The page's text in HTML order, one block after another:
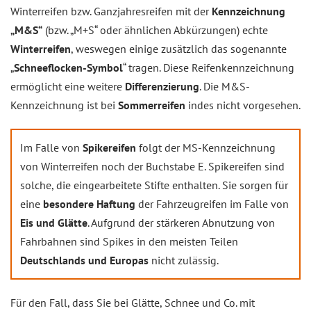
Winterreifen bzw. Ganzjahresreifen mit der Kennzeichnung
„M&S“ (bzw. „M+S“ oder ähnlichen Abkürzungen) echte
Winterreifen, weswegen einige zusätzlich das sogenannte
„Schneeflocken-Symbol“ tragen. Diese Reifenkennzeichnung
ermöglicht eine weitere Differenzierung. Die M&S-
Kennzeichnung ist bei Sommerreifen indes nicht vorgesehen.
Im Falle von Spikereifen folgt der MS-Kennzeichnung
von Winterreifen noch der Buchstabe E. Spikereifen sind
solche, die eingearbeitete Stifte enthalten. Sie sorgen für
eine besondere Haftung der Fahrzeugreifen im Falle von
Eis und Glätte. Aufgrund der stärkeren Abnutzung von
Fahrbahnen sind Spikes in den meisten Teilen
Deutschlands und Europas nicht zulässig.
Für den Fall, dass Sie bei Glätte, Schnee und Co. mit